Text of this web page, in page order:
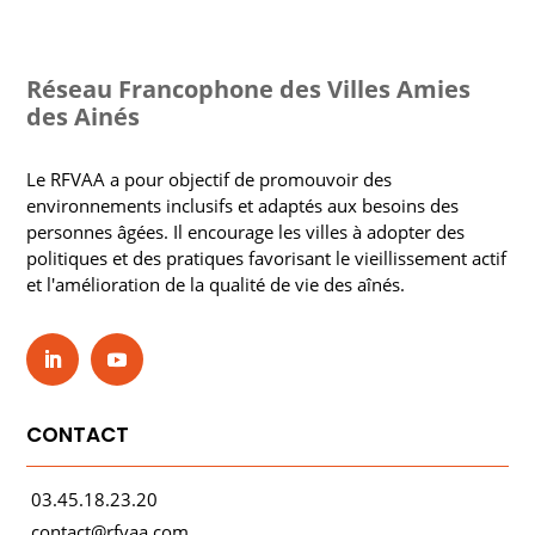
Réseau Francophone des Villes Amies
des Ainés
Le RFVAA a pour objectif de promouvoir des
environnements inclusifs et adaptés aux besoins des
personnes âgées. Il encourage les villes à adopter des
politiques et des pratiques favorisant le vieillissement actif
et l'amélioration de la qualité de vie des aînés.
CONTACT
03.45.18.23.20